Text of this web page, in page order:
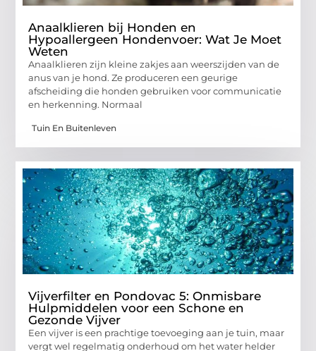
Anaalklieren bij Honden en
Hypoallergeen Hondenvoer: Wat Je Moet
Weten
Anaalklieren zijn kleine zakjes aan weerszijden van de
anus van je hond. Ze produceren een geurige
afscheiding die honden gebruiken voor communicatie
en herkenning. Normaal
Tuin En Buitenleven
Vijverfilter en Pondovac 5: Onmisbare
Hulpmiddelen voor een Schone en
Gezonde Vijver
Een vijver is een prachtige toevoeging aan je tuin, maar
vergt wel regelmatig onderhoud om het water helder